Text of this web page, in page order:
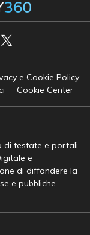
e Cookie Policy
Cookie Center
di testate e portali
e
di diffondere la
e pubbliche